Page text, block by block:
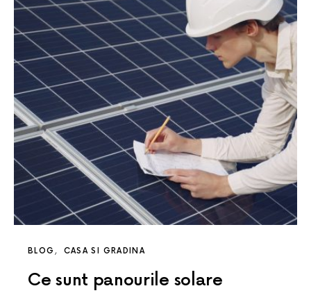
BLOG CASA SI GRADINA
Ce sunt panourile solare